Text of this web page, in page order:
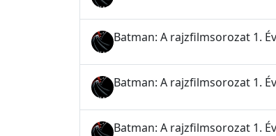
Batman: A rajzfilmsorozat 1.
Batman: A rajzfilmsorozat 1.
Batman: A rajzfilmsorozat 1.